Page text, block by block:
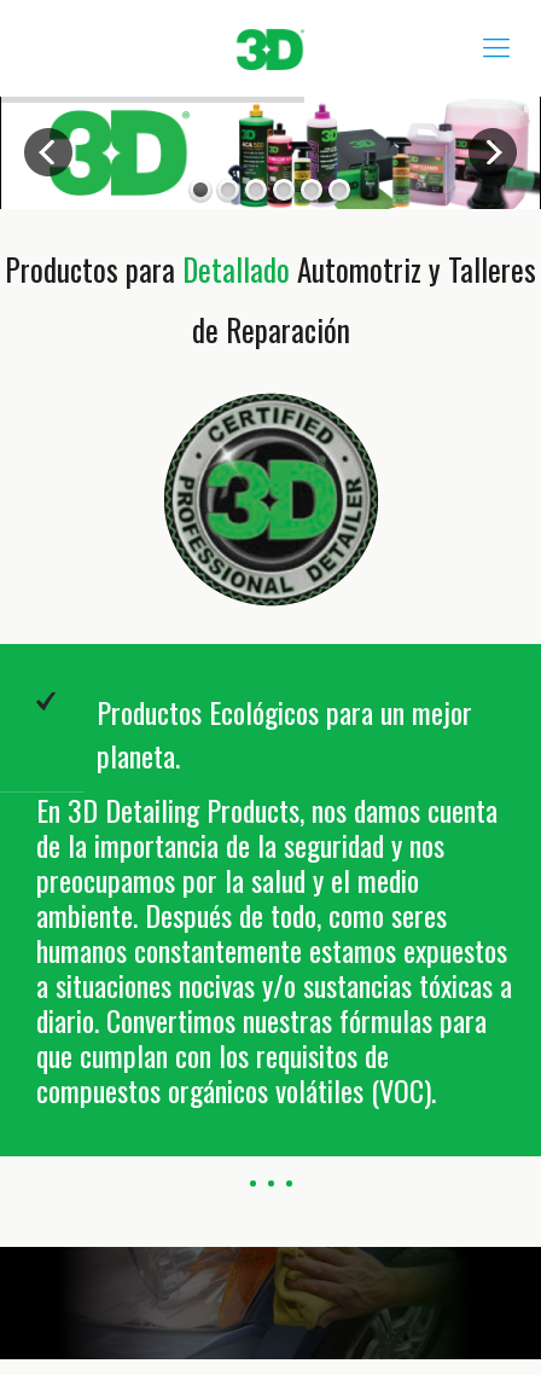
Productos para DetalladoAutomotriz y Talleres
de Reparación
Productos Ecológicos para un mejor
planeta.
En 3D Detailing Products, nos damos cuenta
de la importancia de la seguridad y nos
preocupamos por la salud y el medio
ambiente. Después de todo, como seres
humanos constantemente estamos expuestos
a situaciones nocivas y/o sustancias tóxicas a
diario. Convertimos nuestras fórmulas para
que cumplan con los requisitos de
compuestos orgánicos volátiles (VOC).